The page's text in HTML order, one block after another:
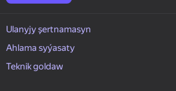
Ulanyjy şertnamasyn
Ahlama syýasaty
Teknik goldaw